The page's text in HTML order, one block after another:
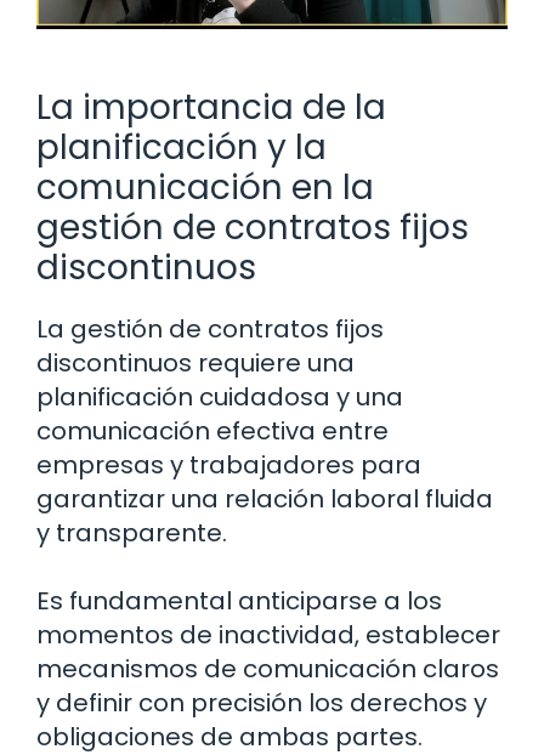
La importancia de la
planificación y la
comunicación en la
gestión de contratos fijos
discontinuos
La gestión de contratos fijos
discontinuos requiere una
planificación cuidadosa y una
comunicación efectiva entre
empresas y trabajadores para
garantizar una relación laboral fluida
y transparente.
Es fundamental anticiparse a los
momentos de inactividad, establecer
mecanismos de comunicación claros
y definir con precisión los derechos y
obligaciones de ambas partes.